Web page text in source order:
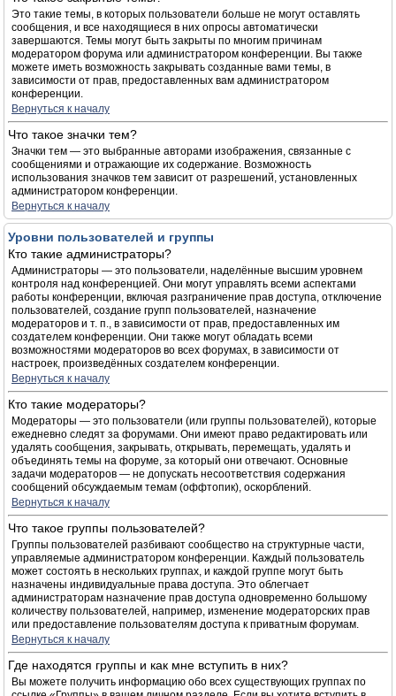
Это такие темы, в которых пользователи больше не могут оставлять
сообщения, и все находящиеся в них опросы автоматически
завершаются. Темы могут быть закрыты по многим причинам
модератором форума или администратором конференции. Вы также
можете иметь возможность закрывать созданные вами темы, в
зависимости от прав, предоставленных вам администратором
конференции.
Вернуться к началу
Что такое значки тем?
Значки тем — это выбранные авторами изображения, связанные с
сообщениями и отражающие их содержание. Возможность
использования значков тем зависит от разрешений, установленных
администратором конференции.
Вернуться к началу
Уровни пользователей и группы
Кто такие администраторы?
Администраторы — это пользователи, наделённые высшим уровнем
контроля над конференцией. Они могут управлять всеми аспектами
работы конференции, включая разграничение прав доступа, отключение
пользователей, создание групп пользователей, назначение
модераторов и т. п., в зависимости от прав, предоставленных им
создателем конференции. Они также могут обладать всеми
возможностями модераторов во всех форумах, в зависимости от
настроек, произведённых создателем конференции.
Вернуться к началу
Кто такие модераторы?
Модераторы — это пользователи (или группы пользователей), которые
ежедневно следят за форумами. Они имеют право редактировать или
удалять сообщения, закрывать, открывать, перемещать, удалять и
объединять темы на форуме, за который они отвечают. Основные
задачи модераторов — не допускать несоответствия содержания
сообщений обсуждаемым темам (оффтопик), оскорблений.
Вернуться к началу
Что такое группы пользователей?
Группы пользователей разбивают сообщество на структурные части,
управляемые администратором конференции. Каждый пользователь
может состоять в нескольких группах, и каждой группе могут быть
назначены индивидуальные права доступа. Это облегчает
администраторам назначение прав доступа одновременно большому
количеству пользователей, например, изменение модераторских прав
или предоставление пользователям доступа к приватным форумам.
Вернуться к началу
Где находятся группы и как мне вступить в них?
Вы можете получить информацию обо всех существующих группах по